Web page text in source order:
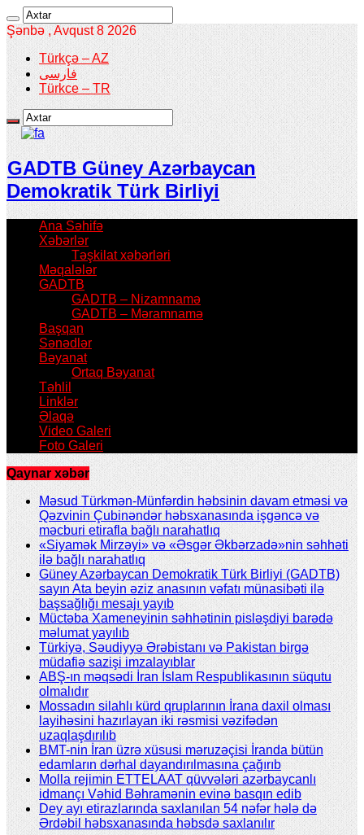
Şənbə , Avqust 8 2026
Türkçə – AZ
فارسی
Türkce – TR
GADTB Güney Azərbaycan
Demokratik Türk Birliyi
Ana Səhifə
Xəbərlər
Təşkilat xəbərləri
Məqalələr
GADTB
GADTB – Nizamnamə
GADTB – Məramnamə
Başqan
Sənədlər
Bəyanat
Ortaq Bəyanat
Təhlil
Linklər
Əlaqə
Video Galeri
Foto Galeri
Qaynar xəbər
Məsud Türkmən-Münfərdin həbsinin davam etməsi və
Qəzvinin Çubinəndər həbsxanasında işgəncə və
məcburi etirafla bağlı narahatlıq
«Siyamək Mirzəyi» və «Əsgər Əkbərzadə»nin səhhəti
ilə bağlı narahatlıq
Güney Azərbaycan Demokratik Türk Birliyi (GADTB)
sayın Ata beyin əziz anasının vəfatı münasibəti ilə
başsağlığı mesajı yayıb
Müctəba Xameneyinin səhhətinin pisləşdiyi barədə
məlumat yayılıb
Türkiyə, Səudiyyə Ərəbistanı və Pakistan birgə
müdafiə sazişi imzalayıblar
ABŞ-ın məqsədi İran İslam Respublikasının süqutu
olmalıdır
Mossadın silahlı kürd qruplarının İrana daxil olması
layihəsini hazırlayan iki rəsmisi vəzifədən
uzaqlaşdırılıb
BMT-nin İran üzrə xüsusi məruzəçisi İranda bütün
edamların dərhal dayandırılmasına çağırıb
Molla rejimin ETTELAAT qüvvələri azərbaycanlı
idmançı Vəhid Bəhramənin evinə basqın edib
Dey ayı etirazlarında saxlanılan 54 nəfər hələ də
Ərdəbil həbsxanasında həbsdə saxlanılır